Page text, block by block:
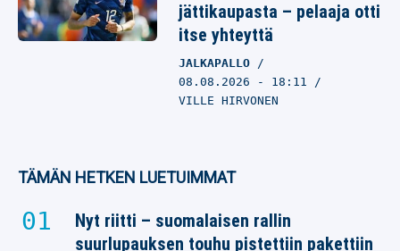
jättikaupasta – pelaaja otti
itse yhteyttä
JALKAPALLO
08.08.2026 - 18:11
VILLE HIRVONEN
TÄMÄN HETKEN LUETUIMMAT
Nyt riitti – suomalaisen rallin
suurlupauksen touhu pistettiin pakettiin